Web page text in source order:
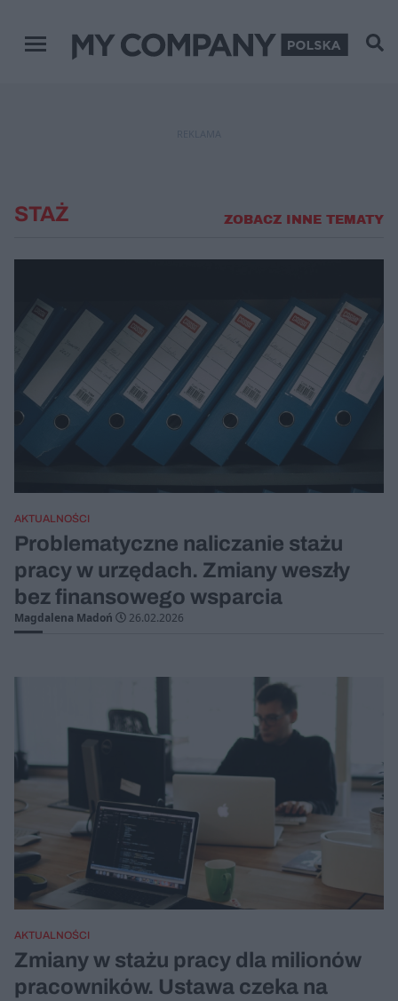
Menu główne
STAŻ ZOBACZ INNE TEMATY
AKTUALNOŚCI
Problematyczne naliczanie stażu
pracy w urzędach. Zmiany weszły
bez finansowego wsparcia
Magdalena Madoń 26.02.2026
AKTUALNOŚCI
Zmiany w stażu pracy dla milionów
pracowników. Ustawa czeka na